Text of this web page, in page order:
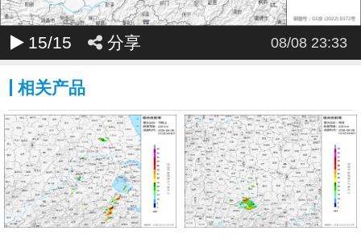
15/15 分享 08/08 23:33
相关产品